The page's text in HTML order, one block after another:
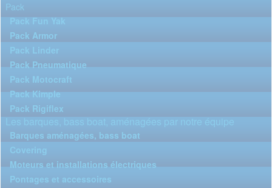
Pack
Pack Fun Yak
Pack Armor
Pack Linder
Pack Pneumatique
Pack Motocraft
Pack Kimple
Pack Rigiflex
Les barques, bass boat, aménagées par notre équipe
Barques aménagées, bass boat
Covering
Moteurs et installations électriques
Pontages et accessoires